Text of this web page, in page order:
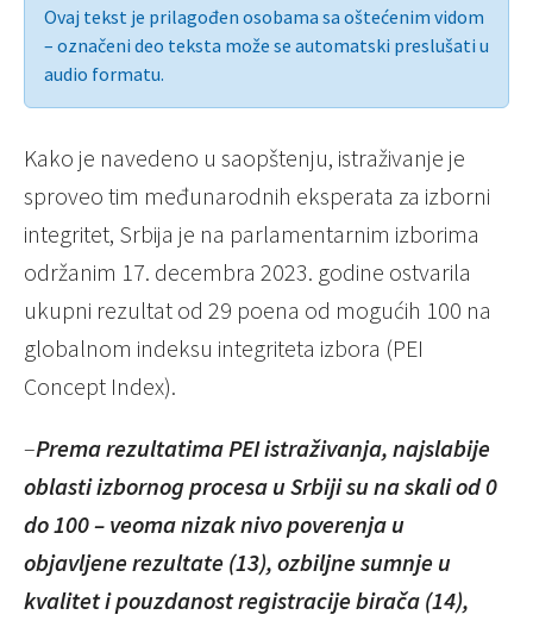
Ovaj tekst je prilagođen osobama sa oštećenim vidom
– označeni deo teksta može se automatski preslušati u
audio formatu.
Kako je navedeno u saopštenju, istraživanje je
sproveo tim međunarodnih eksperata za izborni
integritet, Srbija je na parlamentarnim izborima
održanim 17. decembra 2023. godine ostvarila
ukupni rezultat od 29 poena od mogućih 100 na
globalnom indeksu integriteta izbora (PEI
Concept Index).
–Prema rezultatima PEI istraživanja, najslabije
oblasti izbornog procesa u Srbiji su na skali od 0
do 100 – veoma nizak nivo poverenja u
objavljene rezultate (13), ozbiljne sumnje u
kvalitet i pouzdanost registracije birača (14),